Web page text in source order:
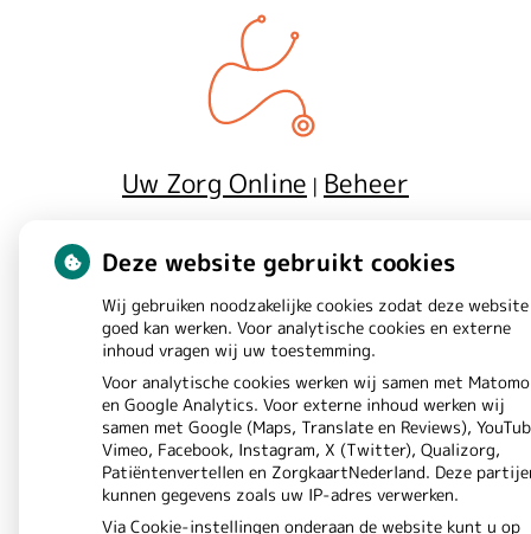
r
w
Uw Zorg Online | Beheer
instellingen |Voorwaarden
Deze website gebruikt cookies
Wij gebruiken noodzakelijke cookies zodat deze website
goed kan werken. Voor analytische cookies en externe
inhoud vragen wij uw toestemming.
Voor analytische cookies werken wij samen met Matomo
en Google Analytics. Voor externe inhoud werken wij
samen met Google (Maps, Translate en Reviews),
Vimeo, Facebook, Instagram, X (Twitter), Qualizorg,
Patiëntenvertellen en ZorgkaartNederland. Deze
kunnen gegevens zoals uw IP-adres verwerken.
Via Cookie-instellingen onderaan de website kunt u op